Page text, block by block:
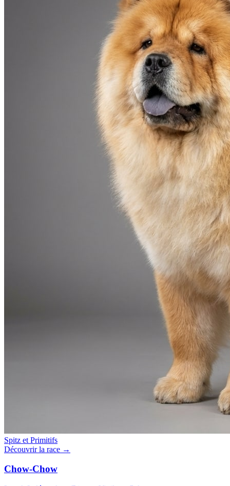
Spitz et Primitifs
Découvrir la race →
Chow-Chow